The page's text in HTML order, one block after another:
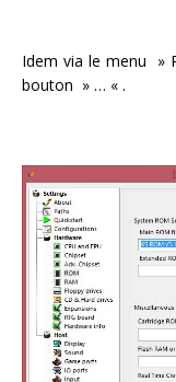
Idem via le menu »
bouton » … « .